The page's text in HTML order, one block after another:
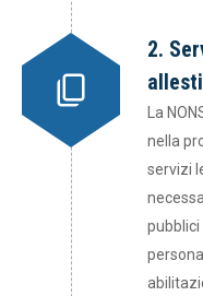
2.
La
nella
servizi
pubblici